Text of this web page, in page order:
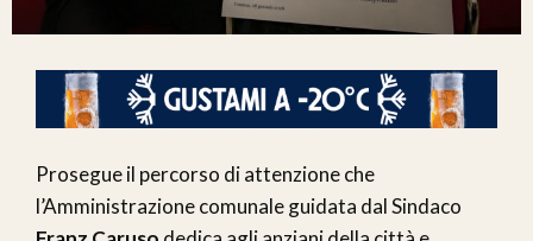
Prosegue il percorso di attenzione che
l’Amministrazione comunale guidata dal Sindaco